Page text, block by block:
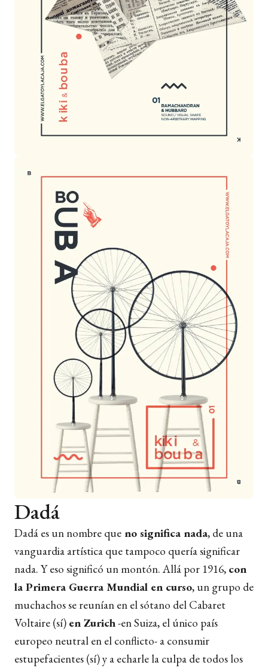
Dadá
Dadá es un nombre que no significa nada, de una
vanguardia artística que tampoco quería significar
nada. Y eso significó un montón. Allá por 1916, con
la Primera Guerra Mundial en curso, un grupo de
muchachos se reunían en el sótano del Cabaret
Voltaire (sí) en Zurich-en Suiza, el único país
europeo neutral en el conflicto- a consumir
estupefacientes (sí) y a echarle la culpa de todos los